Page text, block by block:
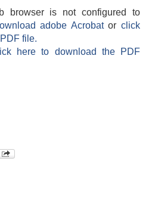
browser is not configured to
adobe Acrobatorclick
file.
here to download the PDF